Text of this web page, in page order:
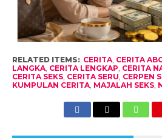
RELATED ITEMS: CERITA, CERITA
LANGKA, CERITA LENGKAP, CERITA
CERITA SEKS, CERITA SERU, CERPEN
KUMPULAN CERITA, MAJALAH SEKS,